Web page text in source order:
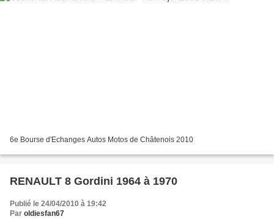
6e Bourse d'Echanges Autos Motos de Châtenois 2010
RENAULT 8 Gordini 1964 à 1970
Publié le 24/04/2010 à 19:42
Par oldiesfan67